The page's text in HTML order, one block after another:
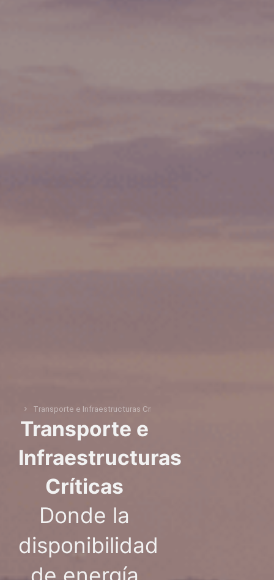
You are here:
Transporte e Infraestructuras Críticas
Transporte e
Infraestructuras
Críticas
Donde la
disponibilidad